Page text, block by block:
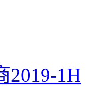
2019-1H